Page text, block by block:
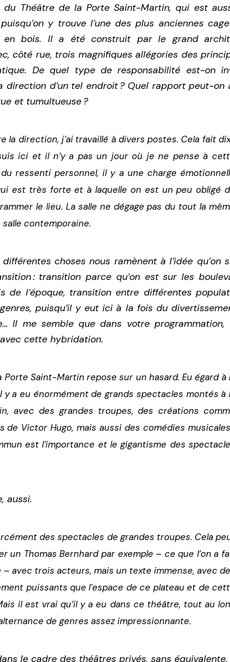
Théâtre de la Porte Saint-Martin, qui est
y trouve l’une des plus anciennes
en bois. Il a été construit par le grand
côté rue, trois magnifiques allégories des
De quel type de responsabilité est-on
direction d’un tel endroit ? Quel rapport peut-on
et tumultueuse ?
la direction, j’ai travaillé à divers postes. Cela fait
ici et il n’y a pas un jour où je ne pense à
ressenti personnel, il y a une charge
est très forte et à laquelle on est un peu obligé
le lieu. La salle ne dégage pas du tout la
salle contemporaine.
choses nous ramènent à l’idée qu’on
: transition parce qu’on est sur les
de l’époque, transition entre différentes
puisqu’il y eut ici à la fois du
Il me semble que dans votre programmation,
cette hybridation.
Porte Saint-Martin repose sur un hasard. Eu égard à
y a eu énormément de grands spectacles montés à
avec des grandes troupes, des créations
de Victor Hugo, mais aussi des comédies
est l’importance et le gigantisme des
aussi.
des spectacles de grandes troupes. Cela
un Thomas Bernhard par exemple – ce que l’on a
– avec trois acteurs, mais un texte immense, avec
puissants que l’espace de ce plateau et de
il est vrai qu’il y a eu dans ce théâtre, tout au
de genres assez impressionnante.
le cadre des théâtres privés, sans équivalente.